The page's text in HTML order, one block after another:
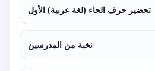
تحضير حرف الحاء (لغة عربية) الأول
نخبة من المدرسين